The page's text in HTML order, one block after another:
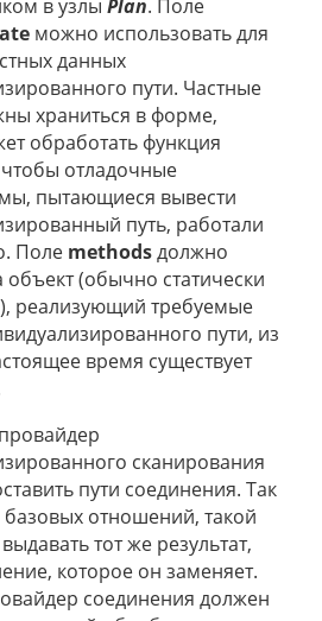
в узлы Plan. Поле
можно использовать для
данных
пути. Частные
храниться в форме,
обработать функция
отладочные
пытающиеся вывести
путь, работали
Поле methodsдолжно
объект (обычно статически
реализующий требуемые
пути, из
время существует
сканирования
пути соединения. Так
базовых отношений, такой
тот же результат,
которое он заменяет.
соединения должен